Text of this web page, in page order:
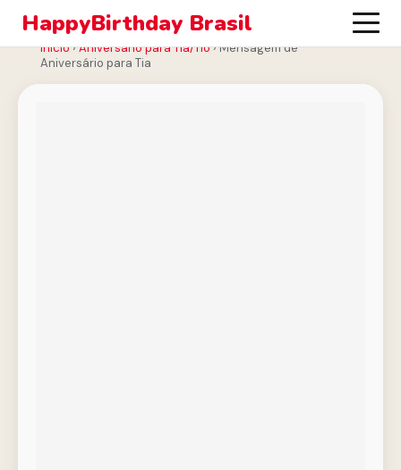
HappyBirthday Brasil
Início›Aniversário para Tia/Tio›Mensagem de
Aniversário para Tia